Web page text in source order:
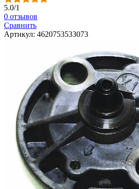
5.0/1
0 отзывов
Сравнить
Артикул: 4620753533073